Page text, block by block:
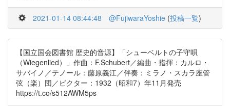
2021-01-14 08:44:48 @FujiwaraYoshie (投稿一覧)
【国立国会図書館 歴史的音源】「シューベルトの子守唄
（Wiegenlied）」作曲：F.Schubert／編曲・指揮：カルロ・
サバイノ／テノール：藤原義江／伴奏：ミラノ・スカラ座管
弦（楽）団／ビクター：1932（昭和7）年11月発売
https://t.co/s512AWM5ps